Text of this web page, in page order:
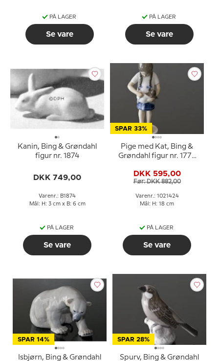
PÅ LAGER
Se vare
PÅ LAGER
Se vare
Kanin, Bing & Grøndahl
figur nr. 1874
DKK 749,00
Varenr.: B1874
Mål: H: 3 cm x B: 6 cm
PÅ LAGER
Se vare
SPAR 33%
Pige med Kat, Bing &
Grøndahl figur nr. 1779
DKK 595,00
Før: DKK 882,00
Varenr.: 1021424
Mål: H: 18 cm
PÅ LAGER
Se vare
SPAR 14%
Isbjørn, Bing & Grøndahl
SPAR 28%
Spurv, Bing & Grøndahl